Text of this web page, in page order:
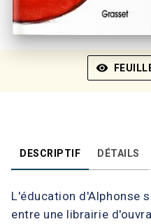
visibility
DESCRIPTIF DÉTAILS
L'éducation d'Alphonse
entre une librairie